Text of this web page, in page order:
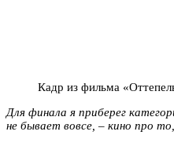
Кадр из фильма
Для финала я приберег
не бывает вовсе, – кино про